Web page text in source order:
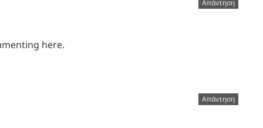
Απάντηση
here.
Απάντηση